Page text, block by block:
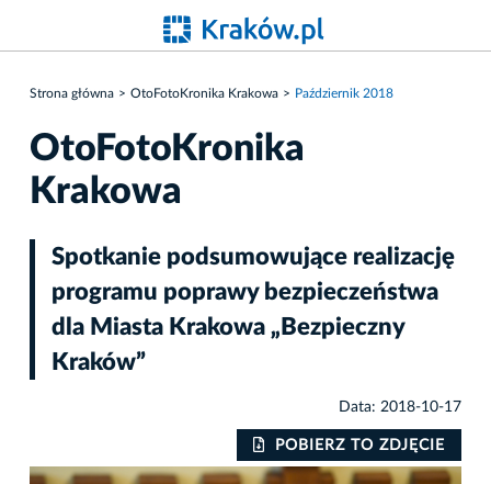
Strona główna OtoFotoKronika Krakowa Październik 2018
OtoFotoKronika
Krakowa
Spotkanie podsumowujące realizację
programu poprawy bezpieczeństwa
dla Miasta Krakowa „Bezpieczny
Kraków”
Data: 2018-10-17
POBIERZ TO ZDJĘCIE